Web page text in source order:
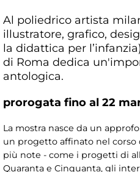
Al poliedrico artista
illustratore, grafico,
la didattica per
di Roma dedica
antologica.
prorogata fino al 22
La mostra nasce da un
un progetto affinato nel corso
più note - come i progetti di
Quaranta e Cinquanta, gli